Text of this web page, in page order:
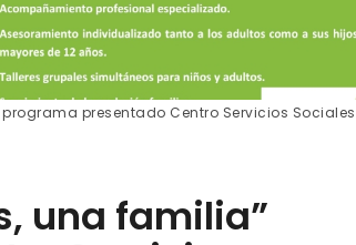
presentado Centro Servicios Sociales
una familia”